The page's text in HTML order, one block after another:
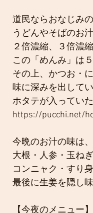
道民ならおなじみ
うどんやそばのお
２倍濃縮、３倍濃
この「めんみ」は５
その上、かつお・
味に深みを出してい
ホタテが入ってい
https://pucchi.net/
今晩のお汁の味は
大根・人参・玉ね
コンニャク・すり
最後に生姜を隠し味
【今夜のメニュー】